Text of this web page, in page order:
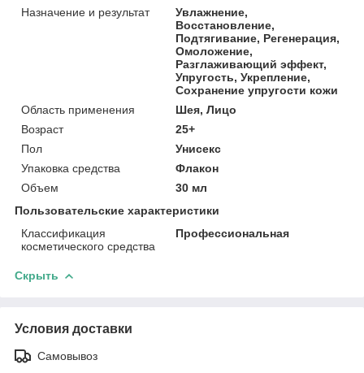
Назначение и результат
Увлажнение,
Восстановление,
Подтягивание, Регенерация,
Омоложение,
Разглаживающий эффект,
Упругость, Укрепление,
Сохранение упругости кожи
Область применения
Шея, Лицо
Возраст
25+
Пол
Унисекс
Упаковка средства
Флакон
Объем
30 мл
Пользовательские характеристики
Классификация
косметического средства
Профессиональная
Скрыть
Условия доставки
Самовывоз